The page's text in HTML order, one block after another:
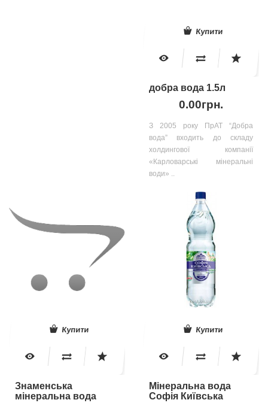
Купити
добра вода 1.5л
0.00грн.
З 2005 року ПрАТ “Добра
вода” входить до складу
холдингової компанії
«Карловарські мінеральні
води» ..
Купити
Знаменська
мінеральна вода
Купити
Мінеральна вода
Софія Київська